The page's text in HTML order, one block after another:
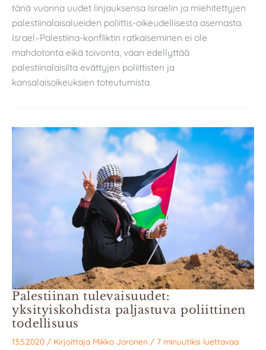
tänä vuonna uudet linjauksensa Israelin ja miehitettyjen
palestiinalaisalueiden poliittis-oikeudellisesta asemasta.
Israel–Palestiina-konfliktin ratkaiseminen ei ole
mahdotonta eikä toivonta, vaan edellyttää
palestiinalaisilta evättyjen poliittisten ja
kansalaisoikeuksien toteutumista.
Palestiinan tulevaisuudet:
yksityiskohdista paljastuva poliittinen
todellisuus
13.5.2020 / Kirjoittaja Mikko Joronen / 7 minuutiksi luettavaa